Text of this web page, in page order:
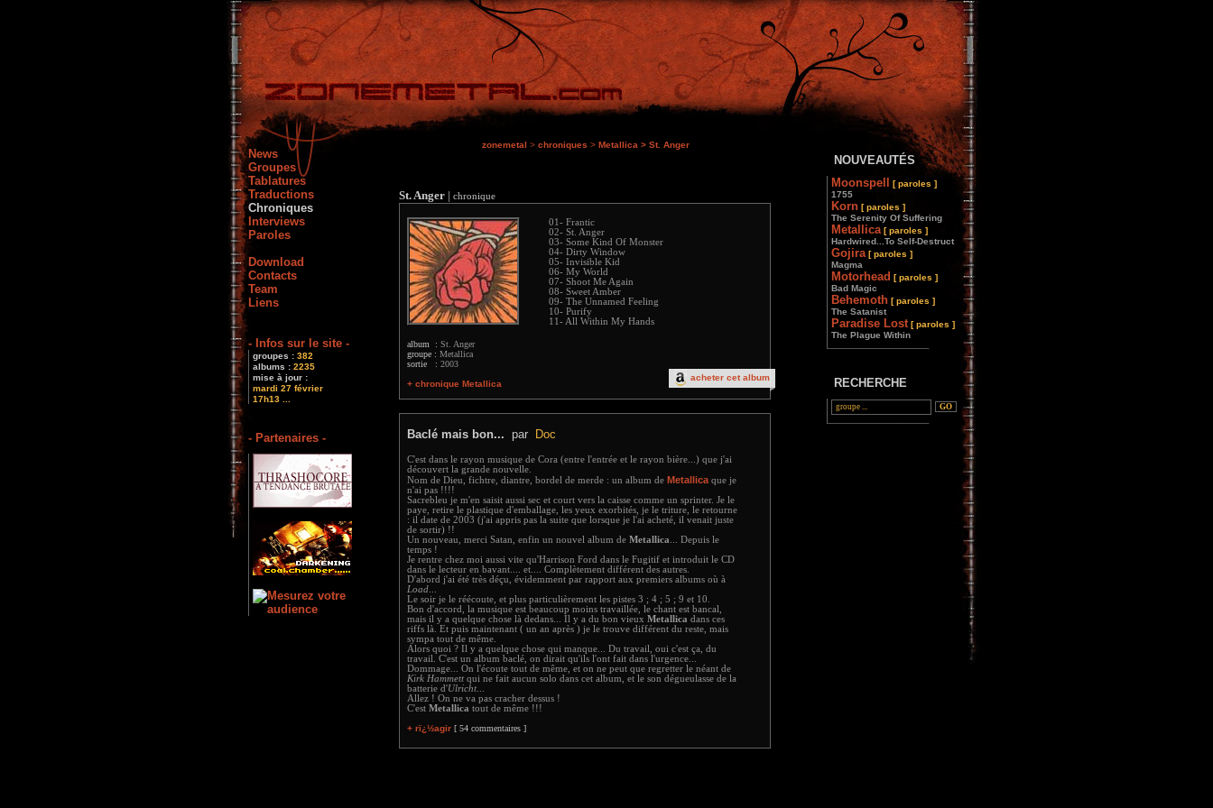
News
Groupes
Tablatures
Traductions
Chroniques
Interviews
Paroles
Download
Contacts
Team
Liens
- Infos sur le site -
groupes : 382
albums : 2235
mise à jour :
mardi 27 février
17h13 ...
- Partenaires -
zonemetal > chroniques > Metallica > St. Anger
St. Anger | chronique
acheter cet album
album : St. Anger
groupe : Metallica
sortie : 2003
+ chronique Metallica
01- Frantic
02- St. Anger
03- Some Kind Of Monster
04- Dirty Window
05- Invisible Kid
06- My World
07- Shoot Me Again
08- Sweet Amber
09- The Unnamed Feeling
10- Purify
11- All Within My Hands
Baclé mais bon... par Doc
C'est dans le rayon musique de Cora (entre l'entrée et le rayon bière...) que j'ai
découvert la grande nouvelle.
Nom de Dieu, fichtre, diantre, bordel de merde : un album de Metallica que je
n'ai pas !!!!
Sacrebleu je m'en saisit aussi sec et court vers la caisse comme un sprinter. Je le
paye, retire le plastique d'emballage, les yeux exorbités, je le triture, le retourne
: il date de 2003 (j'ai appris pas la suite que lorsque je l'ai acheté, il venait juste
de sortir) !!
Un nouveau, merci Satan, enfin un nouvel album de Metallica ... Depuis le
temps !
Je rentre chez moi aussi vite qu'Harrison Ford dans le Fugitif et introduit le CD
dans le lecteur en bavant.... et.... Complètement différent des autres.
D'abord j'ai été très déçu, évidemment par rapport aux premiers albums où à
Load
Le soir je le réécoute, et plus particulièrement les pistes 3 ; 4 ; 5 ; 9 et 10.
Bon d'accord, la musique est beaucoup moins travaillée, le chant est bancal,
mais il y a quelque chose là dedans... Il y a du bon vieux Metallica dans ces
riffs là. Et puis maintenant ( un an après ) je le trouve différent du reste, mais
sympa tout de même.
Alors quoi ? Il y a quelque chose qui manque... Du travail, oui c'est ça, du
travail. C'est un album baclé, on dirait qu'ils l'ont fait dans l'urgence...
Dommage... On l'écoute tout de même, et on ne peut que regretter le néant de
Kirk Hammett qui ne fait aucun solo dans cet album, et le son dégueulasse de la
batterie d'Ulricht
Allez ! On ne va pas cracher dessus !
C'est Metallica tout de même !!!
+ rï¿½agir [ 54 commentaires ]
NOUVEAUTÉS
Moonspell
[ paroles ]
1755
Korn [ paroles ]
The Serenity Of Suffering
Metallica [ paroles ]
Hardwired...To Self-Destruct
Gojira [ paroles ]
Magma
Motorhead [ paroles ]
Bad Magic
Behemoth [ paroles ]
The Satanist
Paradise Lost [ paroles ]
The Plague Within
________________
RECHERCHE
________________